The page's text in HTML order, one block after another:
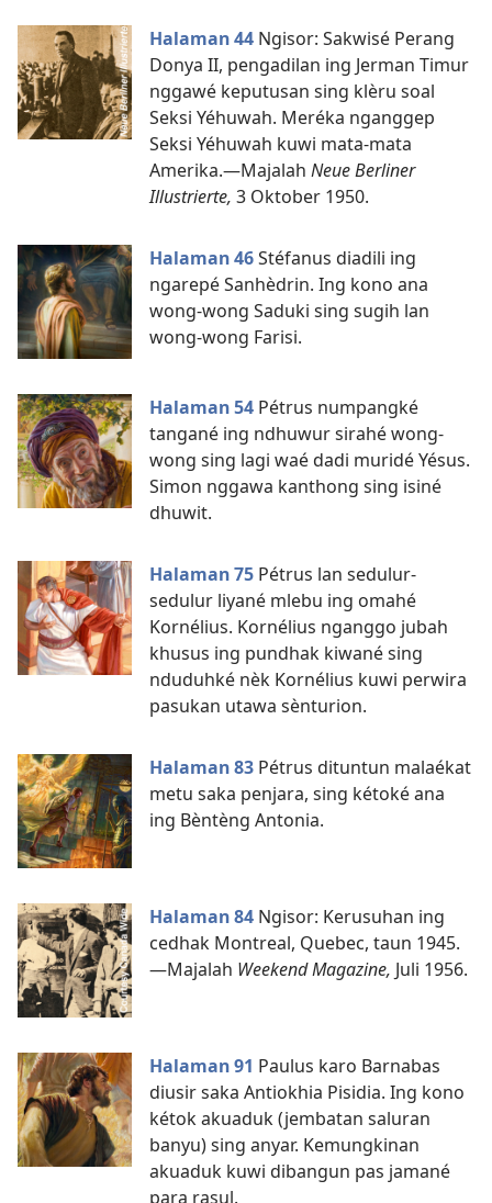
Halaman 44 Ngisor: Sakwisé Perang
Donya II, pengadilan ing Jerman Timur
nggawé keputusan sing klèru soal
Seksi Yéhuwah. Meréka nganggep
Seksi Yéhuwah kuwi mata-mata
Amerika.​—Majalah Neue Berliner
Illustrierte, 3 Oktober 1950.
Halaman 46Stéfanus diadili ing
ngarepé Sanhèdrin. Ing kono ana
wong-wong Saduki sing sugih lan
wong-wong Farisi.
Halaman 54 Pétrus numpangké
tangané ing ndhuwur sirahé wong-
wong sing lagi waé dadi muridé Yésus.
Simon nggawa kanthong sing isiné
dhuwit.
Halaman 75 Pétrus lan sedulur-
sedulur liyané mlebu ing omahé
Kornélius. Kornélius nganggo jubah
khusus ing pundhak kiwané sing
nduduhké nèk Kornélius kuwi perwira
pasukan utawa sènturion.
Halaman 83 Pétrus dituntun malaékat
metu saka penjara, sing kétoké ana
ing Bèntèng Antonia.
Halaman 84 Ngisor: Kerusuhan ing
cedhak Montreal, Quebec, taun 1945.​
—Majalah Weekend Magazine, Juli 1956.
Halaman 91 Paulus karo Barnabas
diusir saka Antiokhia Pisidia. Ing kono
kétok akuaduk (jembatan saluran
banyu) sing anyar. Kemungkinan
akuaduk kuwi dibangun pas jamané
para rasul.